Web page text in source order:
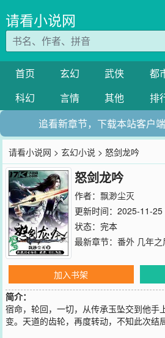
请看小说网
首页 玄幻 武侠 都
科幻
言情 其他 排
追看新章节，下载本站客户
请看小说网 >玄幻小说 > 怒剑龙吟
怒剑龙吟
作者： 飘渺尘灭
更新时间：2025-11-
状态：完本
最新章节： 番外 几年
加入书架
简介：
宿命，轮回，一切，从传承玉坠交到他手
变。天道的齿轮，再度转动，不知此次结